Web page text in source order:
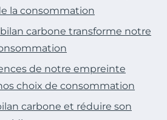
la consommation
carbone transforme notre
de notre empreinte
choix de consommation
carbone et réduire son